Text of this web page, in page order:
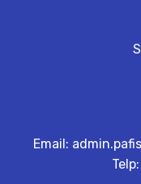
Email: